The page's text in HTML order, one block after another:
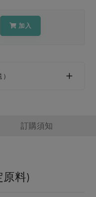
加入
訂購須知
原料)